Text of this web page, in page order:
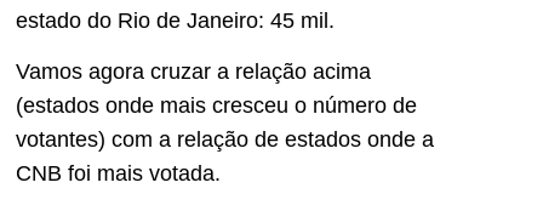
estado do Rio de Janeiro: 45 mil.
Vamos agora cruzar a relação acima
(estados onde mais cresceu o número de
votantes) com a relação de estados onde a
CNB foi mais votada.